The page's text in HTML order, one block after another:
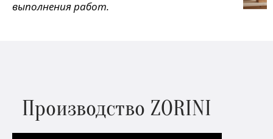
выполнения работ.
Производство ZORINI